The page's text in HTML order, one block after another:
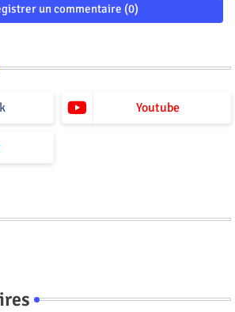
un commentaire (0)
Youtube